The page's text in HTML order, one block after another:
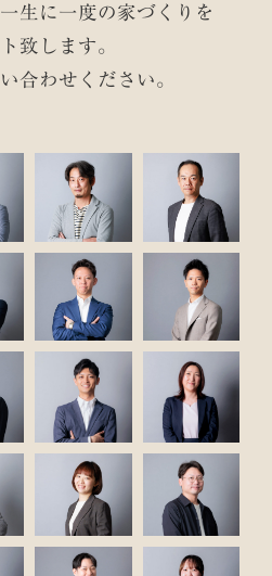
生に一度の家づくりを
致します。
合わせください。